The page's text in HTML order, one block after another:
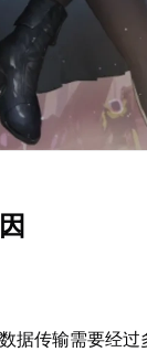
据传输需要经